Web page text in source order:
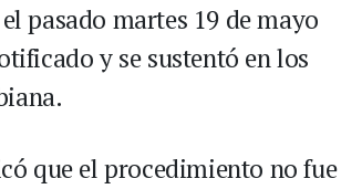
pasado martes 19 de mayo
y se sustentó en los
que el procedimiento no fue